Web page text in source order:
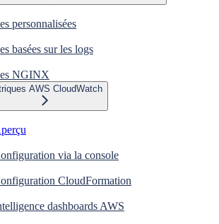
personnalisées
basées sur les logs
NGINX
AWS CloudWatch
via la console
CloudFormation
dashboards AWS